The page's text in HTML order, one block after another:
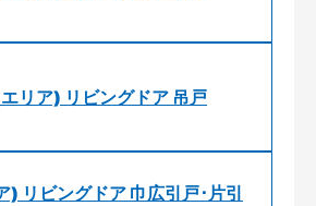
リア) リビングドア 吊戸
リビングドア 巾広引戸･片引